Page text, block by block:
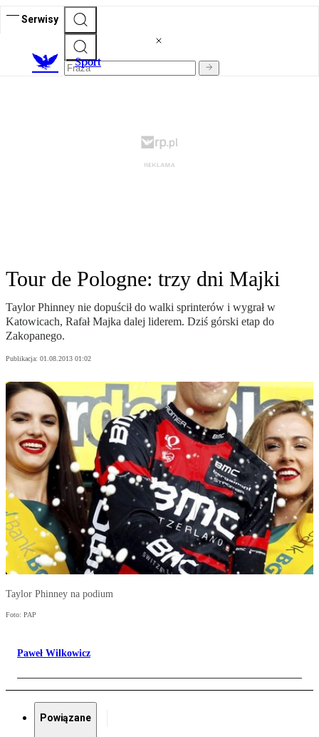
Serwisy
Sport
Tour de Pologne: trzy dni Majki
Taylor Phinney nie dopuścił do walki sprinterów i wygrał w
Katowicach, Rafał Majka dalej liderem. Dziś górski etap do
Zakopanego.
Publikacja: 01.08.2013 01:02
Taylor Phinney na podium
Foto: PAP
Paweł Wilkowicz
Powiązane